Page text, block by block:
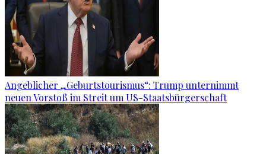
Angeblicher „Geburtstourismus“: Trump unternimmt
neuen Vorstoß im Streit um US-Staatsbürgerschaft